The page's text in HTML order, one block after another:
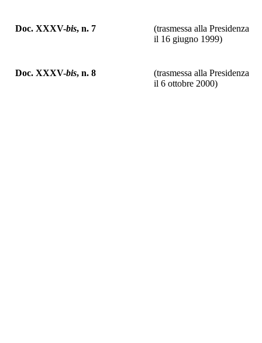
Doc. XXXV-bis, n. 7
(trasmessa alla Presidenza
il 16 giugno 1999)
Doc. XXXV-bis, n. 8
(trasmessa alla Presidenza
il 6 ottobre 2000)